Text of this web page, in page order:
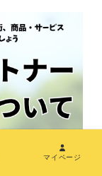
マイページ